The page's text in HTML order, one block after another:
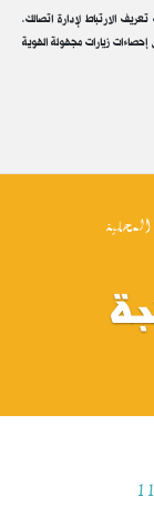
.من خلال الاستمرار في زيارتك لموقع بلدية الزريبة ، فإنك تقبل استخدام ملفات تعريف الارتباط لإدارة اتصالك
زيارات مجهولة الهوية